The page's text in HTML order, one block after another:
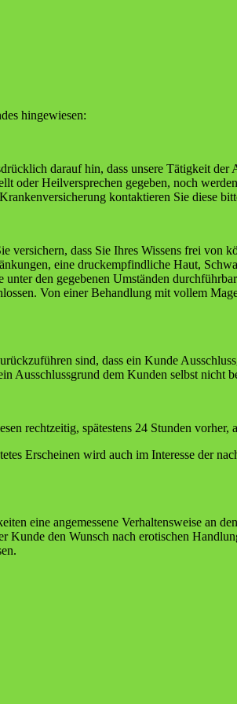
hingewiesen:
darauf hin, dass unsere Tätigkeit
oder Heilversprechen gegeben, noch
kontaktieren Sie diese
dass Sie Ihres Wissens frei von
eine druckempfindliche Haut,
den gegebenen Umständen
Von einer Behandlung mit vollem
sind, dass ein Kunde
Ausschlussgrund dem Kunden selbst nicht
rechtzeitig, spätestens 24 Stunden vorher,
Erscheinen wird auch im Interesse der
eine angemessene Verhaltensweise an
den Wunsch nach erotischen